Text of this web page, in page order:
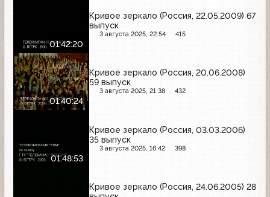
01:42:20
Кривое зеркало (Россия, 22.05.2009) 67
выпуск
3 августа 2025, 22:54 415
01:40:24
Кривое зеркало (Россия, 20.06.2008)
59 выпуск
3 августа 2025, 21:38 432
01:48:53
Кривое зеркало (Россия, 03.03.2006)
35 выпуск
3 августа 2025, 16:42 398
Кривое зеркало (Россия, 24.06.2005) 28